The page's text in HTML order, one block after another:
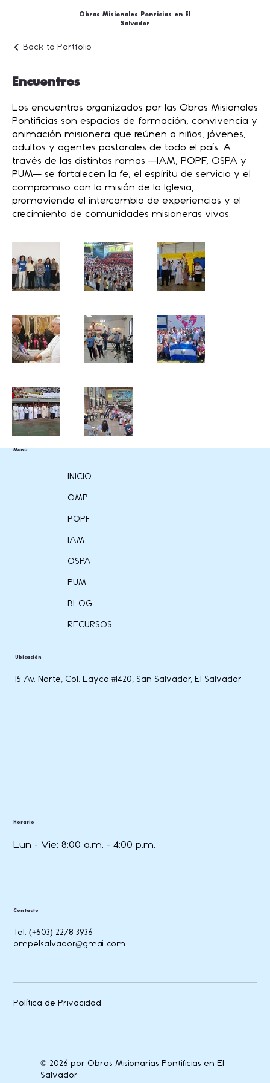
Obras Misionales Ponticias en El
Salvador
Back to Portfolio
Encuentros
Los encuentros organizados por las Obras Misionales
Pontificias son espacios de formación, convivencia y
animación misionera que reúnen a niños, jóvenes,
adultos y agentes pastorales de todo el país. A
través de las distintas ramas —IAM, POPF, OSPA y
PUM— se fortalecen la fe, el espíritu de servicio y el
compromiso con la misión de la Iglesia,
promoviendo el intercambio de experiencias y el
crecimiento de comunidades misioneras vivas.
Menú
INICIO
OMP
POPF
IAM
OSPA
PUM
BLOG
RECURSOS
Horario
Lun - Vie: 8:00 a.m. - 4:00 p.m.
Ubicación
15 Av. Norte, Col. Layco #1420, San Salvador, El Salvador
Contacto
Tel: (+503) 2278 3936
ompelsalvador@gmail.com
Política de Privacidad
© 2026 por Obras Misionarias Pontificias en El
Salvador